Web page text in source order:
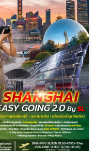
02 พ.ย. 69 - 06 พ.ย. 69
09 พ.ย. 69 - 13 พ.ย. 69
16 พ.ย. 69 - 20 พ.ย. 69
23 พ.ย. 69 - 27 พ.ย. 69
30 พ.ย. 69 - 04 ธ.ค. 69
07 ธ.ค. 69 - 11 ธ.ค. 69
14 ธ.ค. 69 - 18 ธ.ค. 69
21 ธ.ค. 69 - 25 ธ.ค. 69
28 ธ.ค. 69 - 01 ม.ค. 70